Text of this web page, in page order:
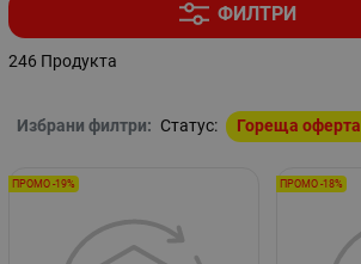
ФИЛТРИ
246 Продукта
Избрани филтри: Статус: Гореща оферта
ПРОМО -19% ПРОМО -18%